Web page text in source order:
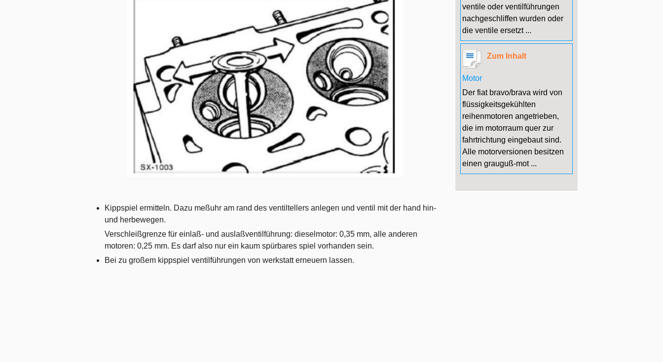
Kippspiel ermitteln. Dazu meßuhr am rand des ventiltellers anlegen und ventil mit der hand hin-
und herbewegen.
Verschleißgrenze für einlaß- und auslaßventilführung: dieselmotor: 0,35 mm, alle anderen
motoren: 0,25 mm. Es darf also nur ein kaum spürbares spiel vorhanden sein.
Bei zu großem kippspiel ventilführungen von werkstatt erneuern lassen.
ventile oder ventilführungen
nachgeschliffen wurden oder
die ventile ersetzt ...
Zum Inhalt
Motor
Der fiat bravo/brava wird von
flüssigkeitsgekühlten
reihenmotoren angetrieben,
die im motorraum quer zur
fahrtrichtung eingebaut sind.
Alle motorversionen besitzen
einen grauguß-mot ...